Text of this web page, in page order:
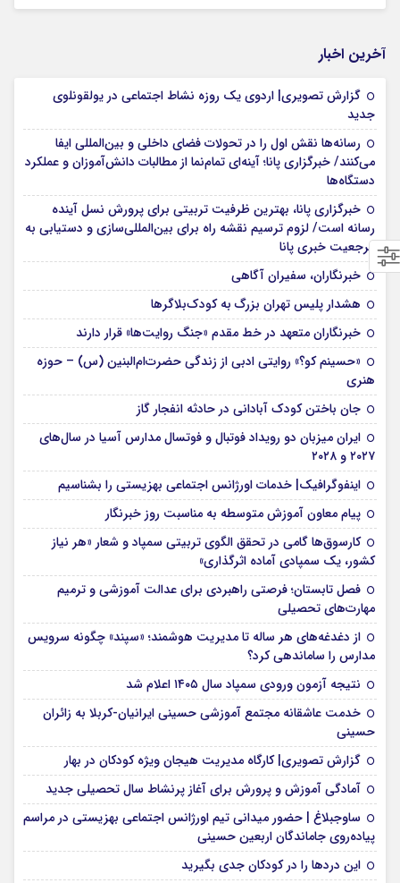
آخرین اخبار
گزارش تصویری| اردوی یک روزه نشاط اجتماعی در یولقونلوی
جدید
رسانه‌ها نقش اول را در تحولات فضای داخلی و بین‌المللی ایفا
می‌کنند/ خبرگزاری پانا؛ آینه‌ای تمام‌نما از مطالبات دانش‌آموزان و عملکرد
دستگاه‌ها
خبرگزاری پانا، بهترین ظرفیت تربیتی برای پرورش نسل آینده
رسانه است/ لزوم ترسیم نقشه راه برای بین‌المللی‌سازی و دستیابی به
مرجعیت خبری پانا
خبرنگاران، سفیران آگاهی
هشدار پلیس تهران بزرگ به کودک‌بلاگرها
خبرنگاران متعهد در خط مقدم «جنگ روایت‌ها» قرار دارند
«حسینم کو؟» روایتی ادبی از زندگی حضرت‌ام‌البنین (س) – حوزه
هنری
جان باختن کودک آبادانی در حادثه انفجار گاز
ایران میزبان دو رویداد فوتبال و فوتسال مدارس آسیا در سال‌های
۲۰۲۷ و ۲۰۲۸
اینفوگرافیک| خدمات اورژانس اجتماعی بهزیستی را بشناسیم
پیام معاون آموزش متوسطه به مناسبت روز خبرنگار
کارسوق‌ها گامی در تحقق الگوی تربیتی سمپاد و شعار «هر نیاز
کشور، یک سمپادی آماده اثرگذاری»
فصل تابستان؛ فرصتی راهبردی برای عدالت آموزشی و ترمیم
مهارت‌های تحصیلی
از دغدغه‌های هر ساله تا مدیریت هوشمند؛ «سپند» چگونه سرویس
مدارس را ساماندهی کرد؟
نتیجه آزمون ورودی سمپاد سال ۱۴۰۵ اعلام شد
خدمت عاشقانه مجتمع آموزشی‌ حسینی ایرانیان-کربلا به زائران
حسینی
گزارش تصویری| کارگاه مدیریت هیجان ویژه کودکان در بهار
آمادگی آموزش و پرورش برای آغاز پرنشاط سال تحصیلی جدید
ساوجبلاغ | حضور میدانی تیم اورژانس اجتماعی بهزیستی در مراسم
پیاده‌روی جاماندگان اربعین حسینی
این درد‌ها را در کودکان جدی بگیرید